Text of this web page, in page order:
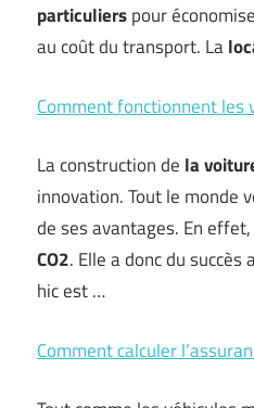
particulierspour
au coût du transport. La
Comment fonctionnent les
La construction de la
innovation. Tout le monde
de ses avantages. En
CO2. Elle a donc du
hic est …
Comment calculer